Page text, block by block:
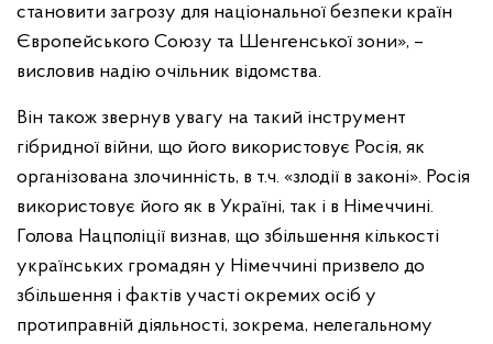
становити загрозу для національної безпеки країн
Європейського Союзу та Шенгенської зони», –
висловив надію очільник відомства.
Він також звернув увагу на такий інструмент
гібридної війни, що його використовує Росія, як
організована злочинність, в т.ч. «злодії в законі». Росія
використовує його як в Україні, так і в Німеччині.
Голова Нацполіції визнав, що збільшення кількості
українських громадян у Німеччині призвело до
збільшення і фактів участі окремих осіб у
протиправній діяльності, зокрема, нелегальному